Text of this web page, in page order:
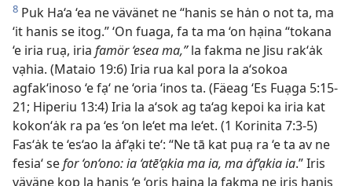
8 Puk Ha‘a ‘ea ne vävänet ne “hanis se hȧn o not ta, ma
‘it hanis se itog.” ‘On fuaga, fa ta ma ‘on hạina “tokana
‘e iria ruạ, iria famör ‘esea ma,”la fakma ne Jisu rak‘ȧk
vạhia. (Mataio 19:6) Iria rua kal pora la a‘sokoa
agfak‘inoso ‘e fạ‘ ne ‘oria ‘inos ta. (Fäeag ‘Es Fuạga 5:15-
21; Hiperiu 13:4) Iria la a‘sok ag ta‘ag kepoi ka iria kat
kokon‘ȧk ra pa ‘es ‘on le‘et ma le‘et. (1 Korinita 7:3-5)
Fas‘ȧk te ‘es‘ao la ȧf‘ạki te‘: “Ne tā kat puạ ra ‘e ta av ne
fesia‘ sefor ‘on‘ono: ia ‘atē‘ạkia ma ia, ma ȧf‘ạkia ia.” Iris
väväne kop la hanis ‘e ‘oris hạina la fakma ne iris hanis